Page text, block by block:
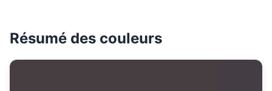
Résumé des couleurs